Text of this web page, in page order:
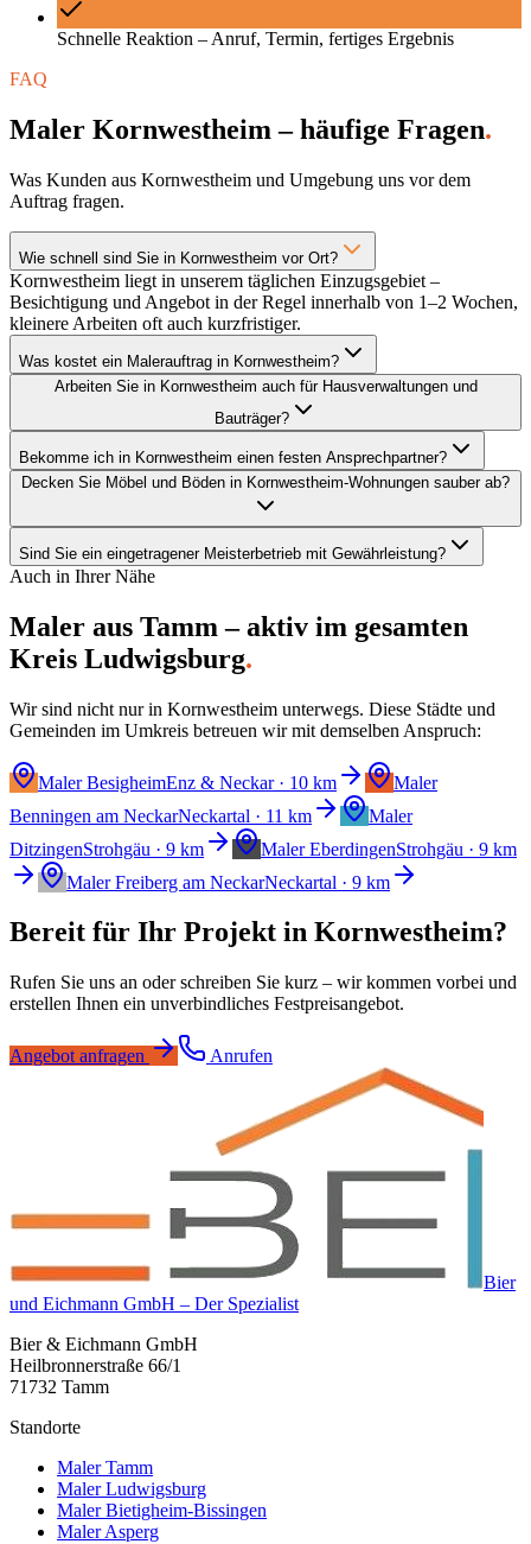
Schnelle Reaktion – Anruf, Termin, fertiges Ergebnis
FAQ
Maler Kornwestheim – häufige Fragen.
Was Kunden aus Kornwestheim und Umgebung uns vor dem
Auftrag fragen.
Wie schnell sind Sie in Kornwestheim vor Ort?
Kornwestheim liegt in unserem täglichen Einzugsgebiet –
Besichtigung und Angebot in der Regel innerhalb von 1–2 Wochen,
kleinere Arbeiten oft auch kurzfristiger.
Was kostet ein Malerauftrag in Kornwestheim?
Arbeiten Sie in Kornwestheim auch für Hausverwaltungen und
Bauträger?
Bekomme ich in Kornwestheim einen festen Ansprechpartner?
Decken Sie Möbel und Böden in Kornwestheim-Wohnungen sauber ab?
Sind Sie ein eingetragener Meisterbetrieb mit Gewährleistung?
Auch in Ihrer Nähe
Maler aus Tamm – aktiv im gesamten
Kreis Ludwigsburg.
Wir sind nicht nur in Kornwestheim unterwegs. Diese Städte und
Gemeinden im Umkreis betreuen wir mit demselben Anspruch:
MalerBesigheimEnz & Neckar· 10 km
Maler
Benningen am NeckarNeckartal · 11 km
Maler
DitzingenStrohgäu · 9 km MalerEberdingenStrohgäu · 9 km
MalerFreiberg am NeckarNeckartal · 9 km
Bereit für Ihr Projekt in Kornwestheim?
Rufen Sie uns an oder schreiben Sie kurz – wir kommen vorbei und
erstellen Ihnen ein unverbindliches Festpreisangebot.
Angebot anfragen Anrufen
Bier
und Eichmann GmbH – Der Spezialist
Bier & Eichmann GmbH
Heilbronnerstraße 66/1
71732 Tamm
Standorte
Maler Tamm
Maler Ludwigsburg
Maler Bietigheim-Bissingen
Maler Asperg